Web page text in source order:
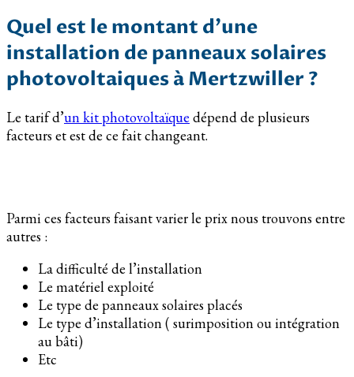
Quel est le montant d’une
installation de panneaux solaires
photovoltaiques à Mertzwiller ?
Le tarif d’un kit photovoltaïque dépend de plusieurs
facteurs et est de ce fait changeant.
Parmi ces facteurs faisant varier le prix nous trouvons entre
autres :
La difficulté de l’installation
Le matériel exploité
Le type de panneaux solaires placés
Le type d’installation ( surimposition ou intégration
au bâti)
Etc